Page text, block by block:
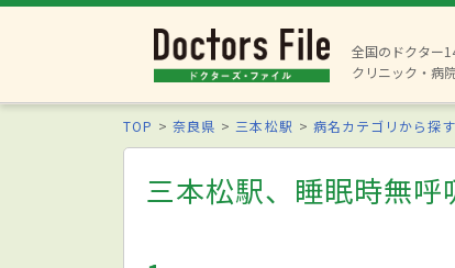
全国のドクター
クリニック・病
TOP 奈良県 三本松駅 病名カテゴリから探す
三本松駅、睡眠時無呼